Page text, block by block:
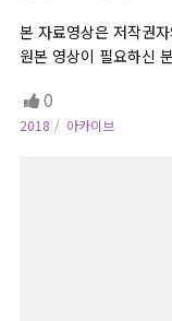
본 자료영상은 저작권
원본 영상이 필요하신
0
2018 아카이브